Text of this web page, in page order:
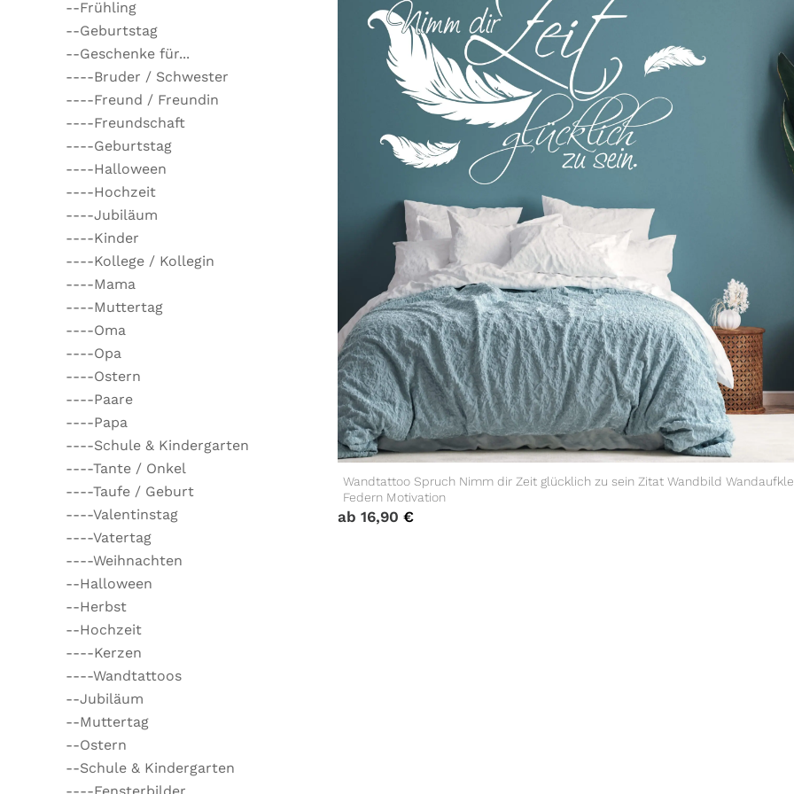
--Frühling
--Geburtstag
--Geschenke für...
----Bruder / Schwester
----Freund / Freundin
----Freundschaft
----Geburtstag
----Halloween
----Hochzeit
----Jubiläum
----Kinder
----Kollege / Kollegin
----Mama
----Muttertag
----Oma
----Opa
----Ostern
----Paare
----Papa
----Schule & Kindergarten
----Tante / Onkel
----Taufe / Geburt
----Valentinstag
----Vatertag
----Weihnachten
--Halloween
--Herbst
--Hochzeit
----Kerzen
----Wandtattoos
--Jubiläum
--Muttertag
--Ostern
--Schule & Kindergarten
Wandtattoo Spruch Nimm dir Zeit glücklich zu sein Zitat Wandbild
Federn Motivation
ab 16,90 €